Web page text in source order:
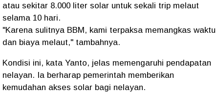
atau sekitar 8.000 liter solar untuk sekali trip melaut
selama 10 hari.
"Karena sulitnya BBM, kami terpaksa memangkas waktu
dan biaya melaut," tambahnya.
Kondisi ini, kata Yanto, jelas memengaruhi pendapatan
nelayan. Ia berharap pemerintah memberikan
kemudahan akses solar bagi nelayan.